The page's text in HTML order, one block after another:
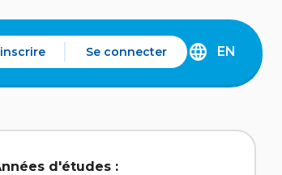
Se connecter
DISCOVER
EN
d'études :